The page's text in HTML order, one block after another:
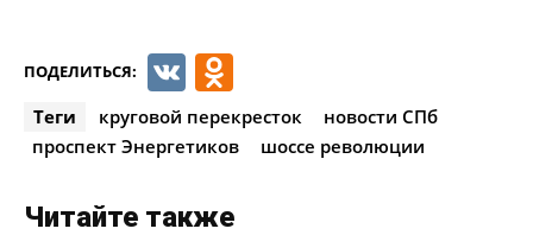
ПОДЕЛИТЬСЯ: VK
Теги круговой перекресток
новости СПб
проспект Энергетиков
шоссе революции
Читайте также